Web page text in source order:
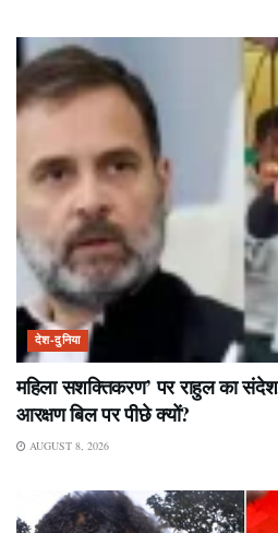
देश-दुनिया
महिला सशक्तिकरण’ पर राहुल का
आरक्षण बिल पर पीछे क्यों?
AUGUST 8, 2026